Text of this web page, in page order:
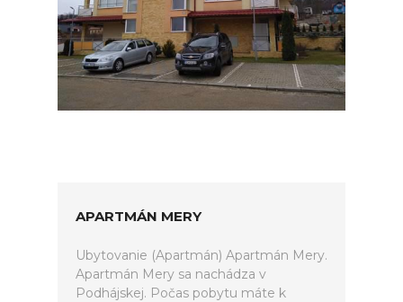
APARTMÁN MERY
Ubytovanie (Apartmán) Apartmán Mery.
Apartmán Mery sa nachádza v
Podhájskej. Počas pobytu máte k